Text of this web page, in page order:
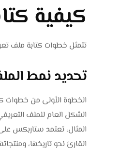
كيفية
تتمثل خطوات كتابة ملف
تحديد نمط
الخطوة الأولى من خطوات
الشكل العام للملف
المثال، تعتمد ستاربكس
القارئ نحو تاريخها،